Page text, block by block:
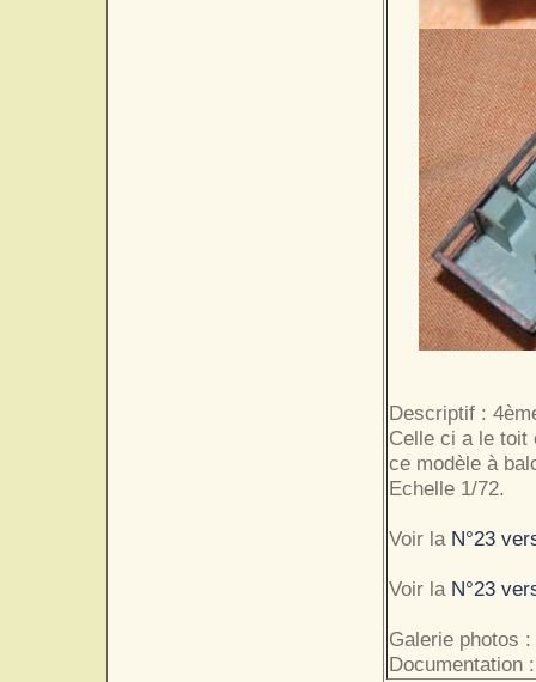
Descriptif :
Celle ci a le toit
ce modèle à
Echelle 1/72.
Voir la N°23
Voir la N°23
Galerie photos :
Documentation :